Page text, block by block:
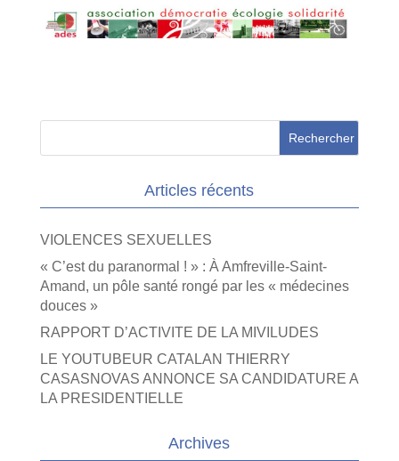
Articles récents
VIOLENCES SEXUELLES
« C’est du paranormal ! » : À Amfreville-Saint-
Amand, un pôle santé rongé par les « médecines
douces »
RAPPORT D’ACTIVITE DE LA MIVILUDES
LE YOUTUBEUR CATALAN THIERRY
CASASNOVAS ANNONCE SA CANDIDATURE A
LA PRESIDENTIELLE
Archives